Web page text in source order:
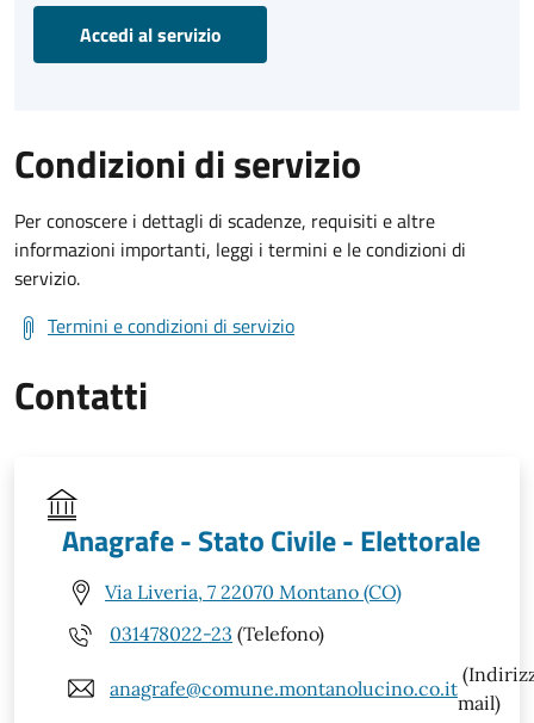
Accedi al servizio
Condizioni di servizio
Per conoscere i dettagli di scadenze, requisiti e altre
informazioni importanti, leggi i termini e le condizioni di
servizio.
Termini e condizioni di servizio
Contatti
Anagrafe - Stato Civile - Elettorale
Via Liveria, 7 22070 Montano (CO)
031478022-23 (Telefono)
anagrafe@comune.montanolucino.co.it
mail)